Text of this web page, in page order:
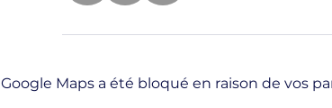
Google Maps a été bloqué en raison de vos